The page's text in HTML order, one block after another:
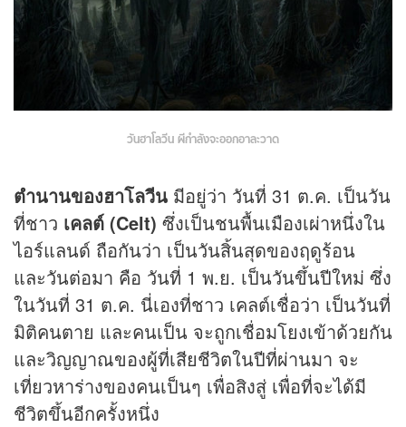
วันฮาโลวีน ผีกำลังจะออกอาละวาด
ตำนานของฮาโลวีน มีอยู่ว่า วันที่ 31 ต.ค. เป็นวัน
ที่ชาว เคลต์ (Celt) ซึ่งเป็นชนพื้นเมืองเผ่าหนึ่งใน
ไอร์แลนด์ ถือกันว่า เป็นวันสิ้นสุดของฤดูร้อน
และวันต่อมา คือ วันที่ 1 พ.ย. เป็นวันขึ้นปีใหม่ ซึ่ง
ในวันที่ 31 ต.ค. นี่เองที่ชาว เคลต์เชื่อว่า เป็นวันที่
มิติคนตาย และคนเป็น จะถูกเชื่อมโยงเข้าด้วยกัน
และวิญญาณของผู้ที่เสียชีวิตในปีที่ผ่านมา จะ
เที่ยวหาร่างของคนเป็นๆ เพื่อสิงสู่ เพื่อที่จะได้มี
ชีวิตขึ้นอีกครั้งหนึ่ง